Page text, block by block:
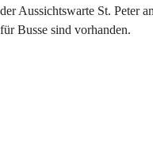
der Aussichtswarte St. Peter
für Busse sind vorhanden.